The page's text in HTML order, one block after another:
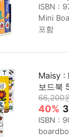
ISBN :
Mini
포함
Maisy :
보드북
66,200
40%
ISBN :